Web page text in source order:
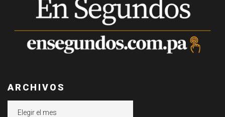
ARCHIVOS